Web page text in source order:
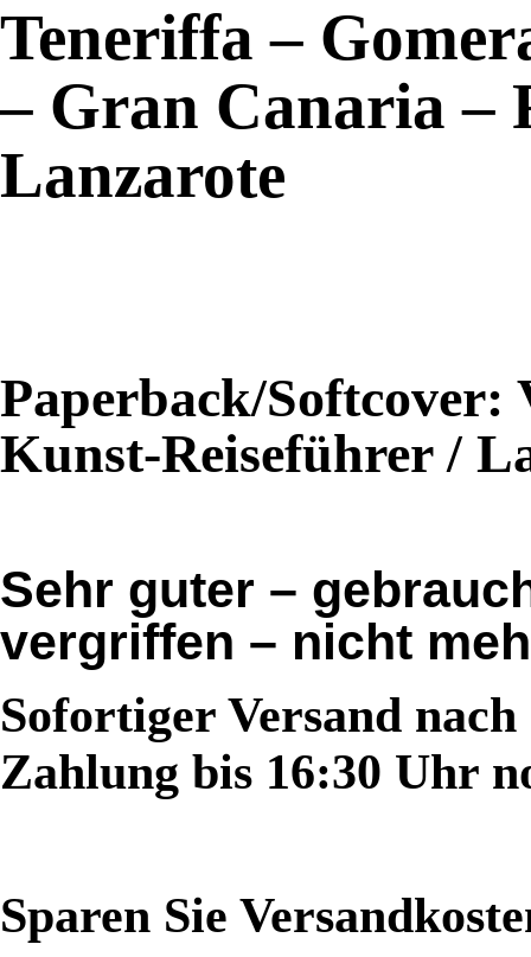
Teneriffa –
– Gran Canaria –
Lanzarote
Paperback/
Kunst-Reiseführer /
Sehr guter –
vergriffen – nicht
Sofortiger Versand
Zahlung bis 16:30 Uhr
Sparen Sie